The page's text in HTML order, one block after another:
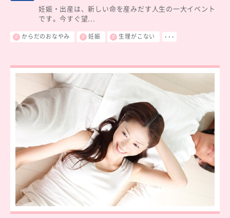
妊娠・出産は、新しい命を産みだす人生の一大イベント
です。今すぐ望...
からだのおなやみ 妊娠 生理がこない ･･･